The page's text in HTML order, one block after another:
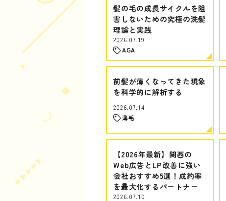
髪の毛の成長サイクルを阻
害しないための究極の洗髪
理論と実践
2026.07.19
AGA
前髪が薄くなってきた現象
を科学的に解析する
2026.07.14
薄毛
【2026年最新】関西の
Web広告とLP改善に強い
会社おすすめ5選！成約率
を最大化するパートナー
2026.07.10